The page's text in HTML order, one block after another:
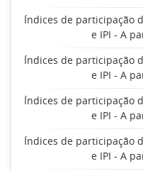
Índices de participação
e IPI - A
Índices de participação
e IPI - A
Índices de participação
e IPI - A
Índices de participação
e IPI - A